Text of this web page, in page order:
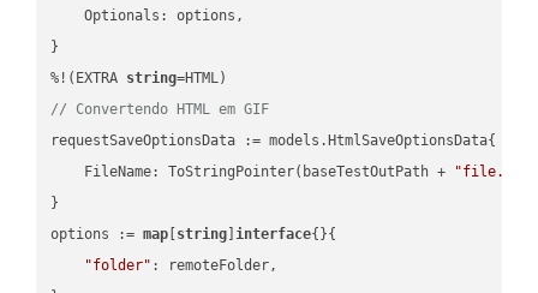
    Optionals: options,
}
%!(EXTRA string
// Convertendo HTML em GIF
requestSaveOptionsData := models.HtmlSaveOptionsData{
    FileName: ToStringPointer(baseTestOutPath +
}
options := map string ]interface{}{
"folder" : remoteFolder,